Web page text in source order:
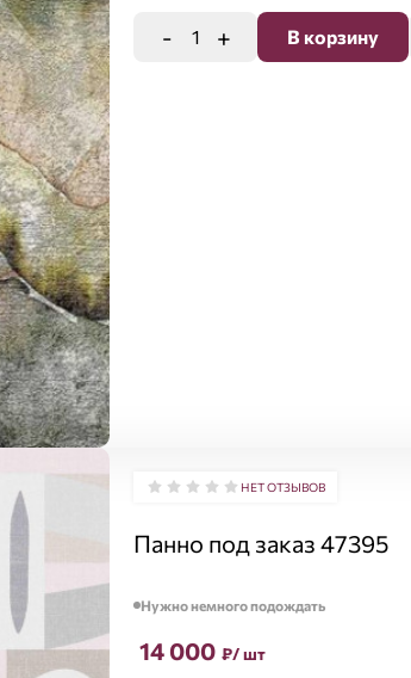
- + В корзину
НЕТ ОТЗЫВОВ
Панно под заказ 47395
Нужно немного подождать
14 000 ₽/ шт